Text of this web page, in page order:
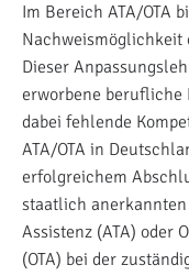
Im Bereich ATA/OTA
Nachweismöglichkeit
Dieser
erworbene
dabei fehlende
ATA/OTA in
erfolgreichem
staatlich
Assistenz (ATA) oder
(OTA) bei der